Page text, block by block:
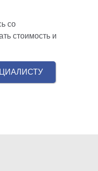
со
стоимость и